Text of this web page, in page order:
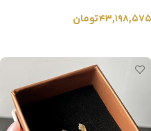
۴۳,۱۹۸,۵۷۵تومان